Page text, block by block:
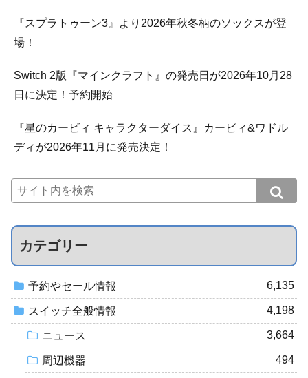
『スプラトゥーン3』より2026年秋冬柄のソックスが登
場！
Switch 2版『マインクラフト』の発売日が2026年10月28
日に決定！予約開始
『星のカービィ キャラクターダイス』カービィ&ワドル
ディが2026年11月に発売決定！
カテゴリー
予約やセール情報 6,135
スイッチ全般情報 4,198
ニュース 3,664
周辺機器 494